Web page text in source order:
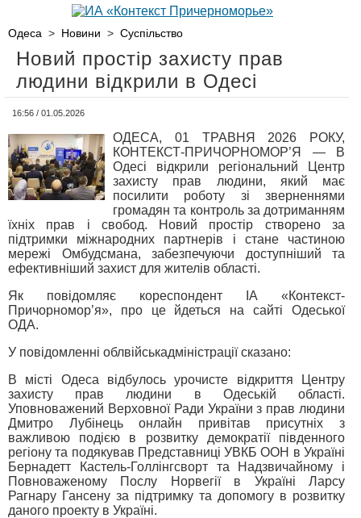
Одеса > Новини > Суспільство
Новий простір захисту прав
людини відкрили в Одесі
16:56 / 01.05.2026
ОДЕСА, 01 ТРАВНЯ 2026 РОКУ,
КОНТЕКСТ-ПРИЧОРНОМОР’Я — В
Одесі відкрили регіональний Центр
захисту прав людини, який має
посилити роботу зі зверненнями
громадян та контроль за дотриманням
їхніх прав і свобод. Новий простір створено за
підтримки міжнародних партнерів і стане частиною
мережі Омбудсмана, забезпечуючи доступніший та
ефективніший захист для жителів області.
Як повідомляє кореспондент ІА «Контекст-
Причорномор’я», про це йдеться на сайті Одеської
ОДА.
У повідомленні облвійськадміністрації сказано:
В місті Одеса відбулось урочисте відкриття Центру
захисту прав людини в Одеській області.
Уповноважений Верховної Ради України з прав людини
Дмитро Лубінець онлайн привітав присутніх з
важливою подією в розвитку демократії південного
регіону та подякував Представниці УВКБ ООН в Україні
Бернадетт Кастель-Голлінгсворт та Надзвичайному і
Повноваженому Послу Норвегії в Україні Ларсу
Рагнару Гансену за підтримку та допомогу в розвитку
даного проекту в Україні.